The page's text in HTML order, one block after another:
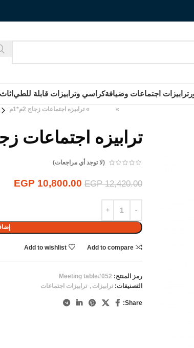
ترابيزات اجتماعات وضيافةكراسي وترابيزات قابلة للطي
»
»ترابيزه اجتماعات زجاج 2م*1م
ترابيزه اجتماعات زجاج
(لا توجد أي مراجعات)
EGP12,420.00
EGP 10,800.00
Add to compare
Add to wishlist
رمز المنتج: Meeting table#052
التصنيفات: ترابيزات , ترابيزات اجتماعات
Share: